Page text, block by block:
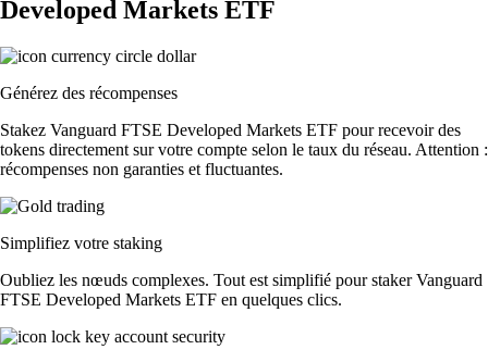
Developed Markets ETF
Générez des récompenses
Stakez Vanguard FTSE Developed Markets ETF pour recevoir des
tokens directement sur votre compte selon le taux du réseau. Attention :
récompenses non garanties et fluctuantes.
Simplifiez votre staking
Oubliez les nœuds complexes. Tout est simplifié pour staker Vanguard
FTSE Developed Markets ETF en quelques clics.